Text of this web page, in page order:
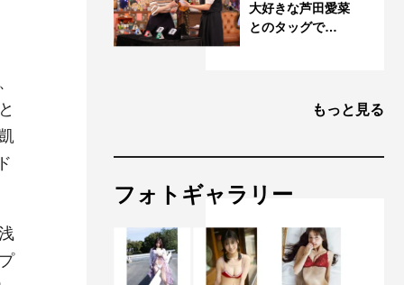
大好きな芦田愛菜
とのタッグで…
もっと見る
フォトギャラリー